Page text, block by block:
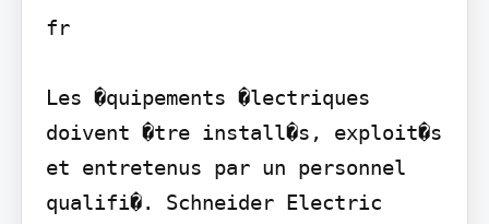
fr
Les �quipements �lectriques
doivent �tre install�s, exploit�s
et entretenus par un personnel
qualifi�. Schneider Electric